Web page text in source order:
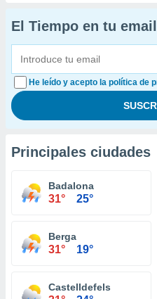
El Tiempo en tu email
He leído y acepto la política de
Principales ciudades
Badalona
31° 25°
Berga
31° 19°
Castelldefels